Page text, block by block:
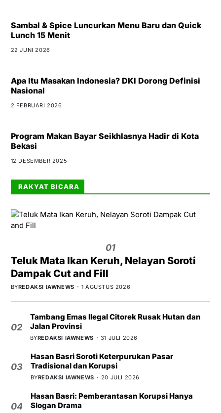
Sambal & Spice Luncurkan Menu Baru dan Quick
Lunch 15 Menit
22 JUNI 2026
Apa Itu Masakan Indonesia? DKI Dorong Definisi
Nasional
2 FEBRUARI 2026
Program Makan Bayar Seikhlasnya Hadir di Kota
Bekasi
12 DESEMBER 2025
RAKYAT BICARA
01
Teluk Mata Ikan Keruh, Nelayan Soroti
Dampak Cut and Fill
BYREDAKSI IAWNEWS 1 AGUSTUS 2026
02
Tambang Emas Ilegal Citorek Rusak Hutan dan
Jalan Provinsi
BYREDAKSI IAWNEWS 31 JULI 2026
03
Hasan Basri Soroti Keterpurukan Pasar
Tradisional dan Korupsi
BYREDAKSI IAWNEWS 20 JULI 2026
04
Hasan Basri: Pemberantasan Korupsi Hanya
Slogan Drama